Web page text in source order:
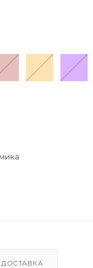
ДОСТАВКА